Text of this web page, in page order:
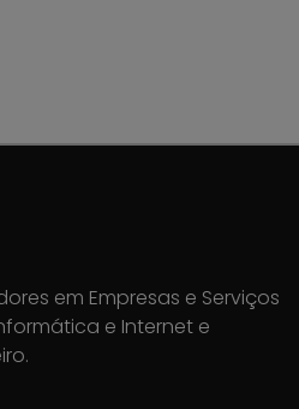
em Empresas e Serviços
e Internet e